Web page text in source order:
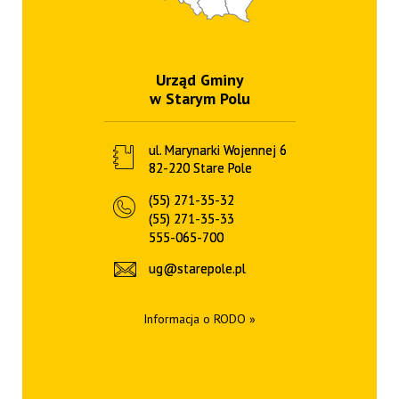
Urząd Gminy
w Starym Polu
ul. Marynarki Wojennej 6
82-220 Stare Pole
(55) 271-35-32
(55) 271-35-33
555-065-700
ug@starepole.pl
Informacja o RODO »